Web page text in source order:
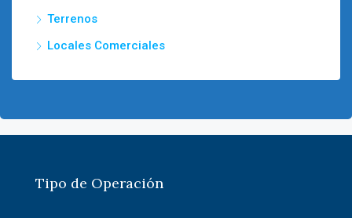
Terrenos
Locales Comerciales
Tipo de Operación